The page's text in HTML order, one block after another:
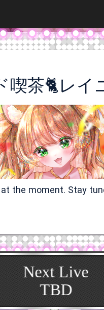
喫茶🐈️レイ
the moment. Stay